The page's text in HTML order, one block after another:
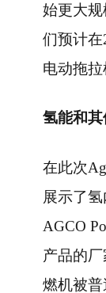
始更大
们预计在
电动拖拉
氢能和
在此次
展示了
AGCO
产品的
燃机被